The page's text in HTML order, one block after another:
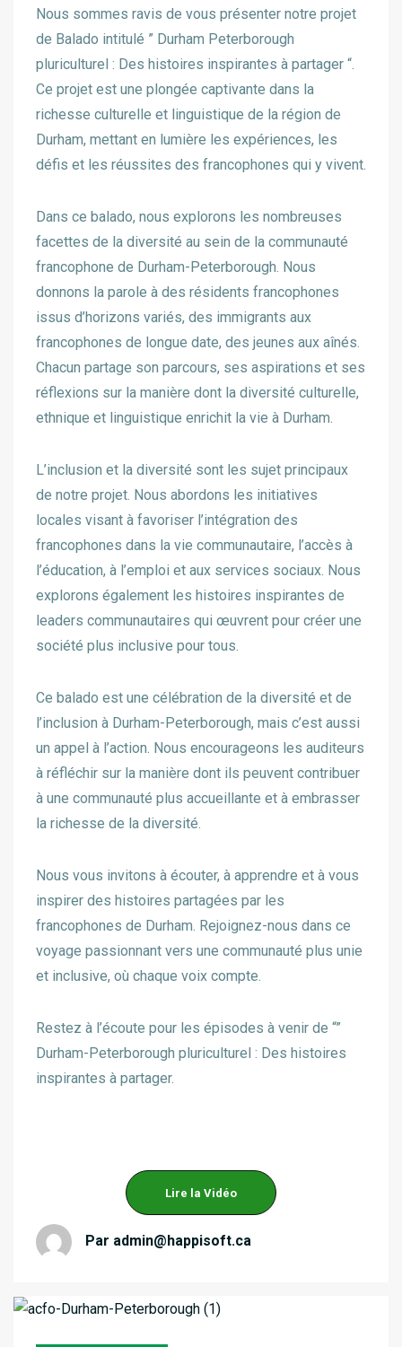
Nous sommes ravis de vous présenter notre projet
de Balado intitulé ” Durham Peterborough
pluriculturel : Des histoires inspirantes à partager “.
Ce projet est une plongée captivante dans la
richesse culturelle et linguistique de la région de
Durham, mettant en lumière les expériences, les
défis et les réussites des francophones qui y vivent.
Dans ce balado, nous explorons les nombreuses
facettes de la diversité au sein de la communauté
francophone de Durham-Peterborough. Nous
donnons la parole à des résidents francophones
issus d’horizons variés, des immigrants aux
francophones de longue date, des jeunes aux aînés.
Chacun partage son parcours, ses aspirations et ses
réflexions sur la manière dont la diversité culturelle,
ethnique et linguistique enrichit la vie à Durham.
L’inclusion et la diversité sont les sujet principaux
de notre projet. Nous abordons les initiatives
locales visant à favoriser l’intégration des
francophones dans la vie communautaire, l’accès à
l’éducation, à l’emploi et aux services sociaux. Nous
explorons également les histoires inspirantes de
leaders communautaires qui œuvrent pour créer une
société plus inclusive pour tous.
Ce balado est une célébration de la diversité et de
l’inclusion à Durham-Peterborough, mais c’est aussi
un appel à l’action. Nous encourageons les auditeurs
à réfléchir sur la manière dont ils peuvent contribuer
à une communauté plus accueillante et à embrasser
la richesse de la diversité.
Nous vous invitons à écouter, à apprendre et à vous
inspirer des histoires partagées par les
francophones de Durham. Rejoignez-nous dans ce
voyage passionnant vers une communauté plus unie
et inclusive, où chaque voix compte.
Restez à l’écoute pour les épisodes à venir de “”
Durham-Peterborough pluriculturel : Des histoires
inspirantes à partager.
Lire la Vidéo
Par admin@happisoft.ca